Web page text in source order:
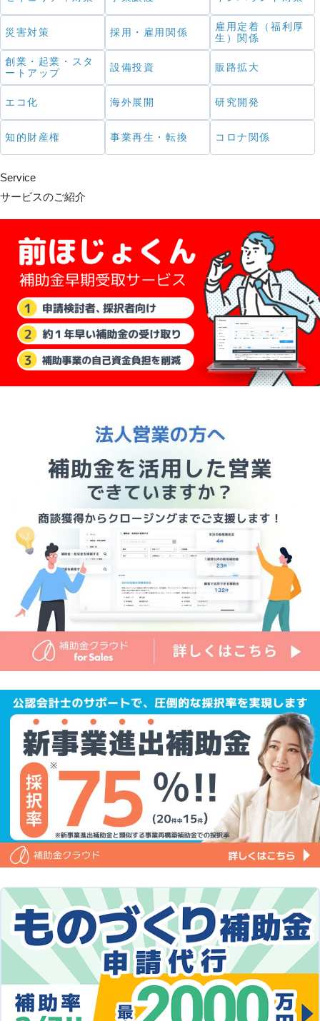
災害対策 採用・雇用関係
雇用定着（福利厚
生）関係
創業・起業・スタ
ートアップ
設備投資 販路拡大
エコ化 海外展開 研究開発
知的財産権 事業再生・転換 コロナ関係
Service
サービスのご紹介